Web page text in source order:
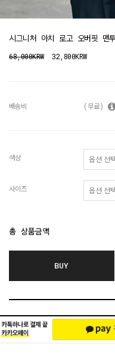
시그니처 아치 로고 오버핏
68,000KRW 32,800KRW
배송비 (무료)
색상
사이즈
총 상품금액
BUY